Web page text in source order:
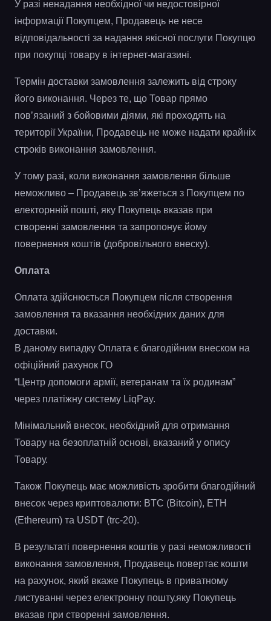
У разі ненадання необхідної чи недостовірної
інформації Покупцем, Продавець не несе
відповідальності за надання якісної послуги Покупцю
при покупці товару в інтернет-магазині.
Термін доставки замовлення залежить від строку
його виконання. Через те, що Товар прямо
пов’язаний з бойовими діями, які проходять на
території України, Продавець не може надати крайніх
строків виконання замовлення.
У тому разі, коли виконання замовлення більше
неможливо – Продавець зв’яжеться з Покупцем по
електорнній пошті, яку Покупець вказав при
створенні замовлення та запропонує йому
повернення коштів (добровільного внеску).
Оплата
Оплата здійснюється Покупцем після створення
замовлення та вказання необхідних даних для
доставки.
В даному випадку Оплата є благодійним внеском на
офіційний рахунок ГО
“Центр допомоги армії, ветеранам та їх родинам”
через платіжну систему LiqPay.
Мінімальний внесок, необхідний для отримання
Товару на безоплатній основі, вказаний у опису
Товару.
Також Покупець має можливість зробити благодійний
внесок через криптовалюти: BTC (Bitcoin), ETH
(Ethereum) та USDT (trc-20).
В результаті повернення коштів у разі неможливості
виконання замовлення, Продавець повертає кошти
на рахунок, який вкаже Покупець в приватному
листуванні через електронну пошту,яку Покупець
вказав при створенні замовлення.